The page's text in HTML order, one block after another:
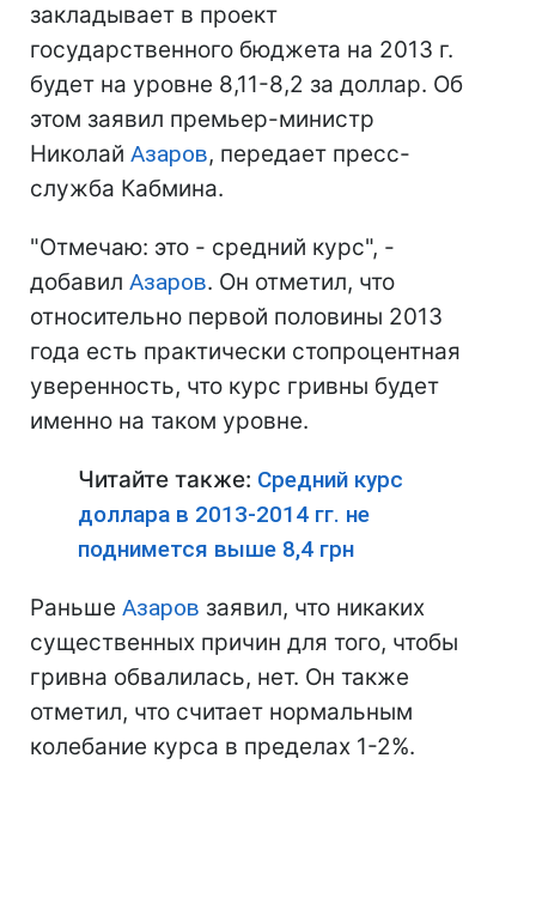
закладывает в проект
государственного бюджета на 2013 г.
будет на уровне 8,11-8,2 за доллар. Об
этом заявил премьер-министр
Николай Азаров, передает пресс-
служба Кабмина.
"Отмечаю: это - средний курс", -
добавил Азаров. Он отметил, что
относительно первой половины 2013
года есть практически стопроцентная
уверенность, что курс гривны будет
именно на таком уровне.
Читайте также: Средний курс
доллара в 2013-2014 гг. не
поднимется выше 8,4 грн
Раньше Азаров заявил, что никаких
существенных причин для того, чтобы
гривна обвалилась, нет. Он также
отметил, что считает нормальным
колебание курса в пределах 1-2%.